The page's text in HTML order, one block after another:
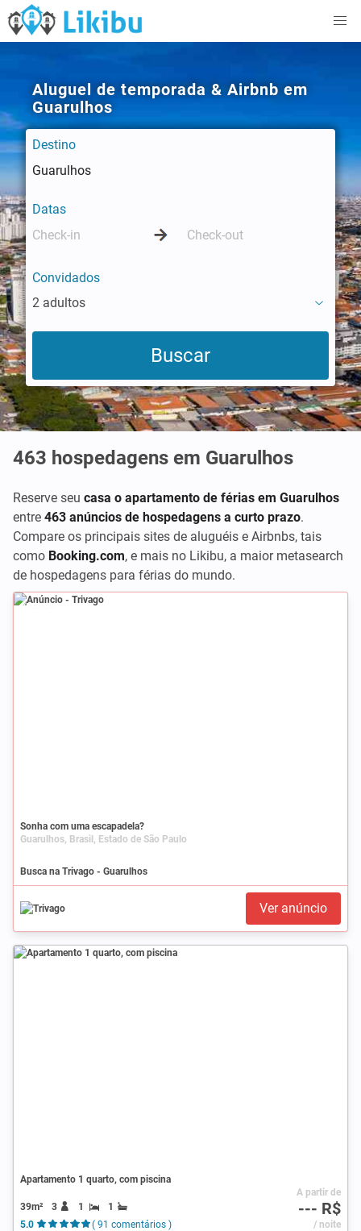
Aluguel de temporada & Airbnb em
Guarulhos
Destino
Datas
Convidados
2 adultos
463 hospedagens em Guarulhos
Reserve seu casa o apartamento de férias em Guarulhos
entre 463 anúncios de hospedagens a curto prazo.
Compare os principais sites de aluguéis e Airbnbs, tais
como Booking.com, e mais no Likibu, a maior metasearch
de hospedagens para férias do mundo.
Anúncio
Sonha com uma escapadela?
Guarulhos, Brasil, Estado de São Paulo
Busca na Trivago - Guarulhos
Ver anúncio
Apartamento 1 quarto, com piscina
39m² 3 1
1
5.0
( 91 comentários )
A partir de
--- R$
/ noite